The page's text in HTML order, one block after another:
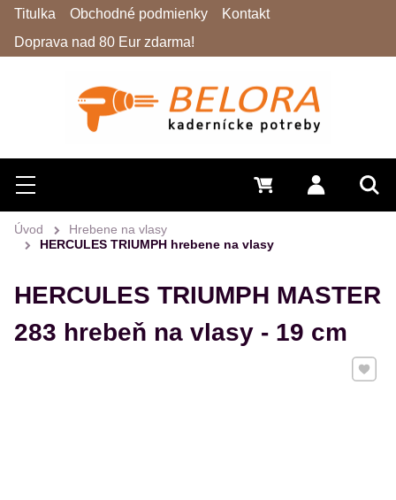
Hľadať
Menu Prihlásiť
0 €
Titulka Obchodné podmienky
Kontakt
Doprava nad 80 Eur zdarma!
Úvod
Hrebene na vlasy
HERCULES TRIUMPH hrebene na vlasy
HERCULES TRIUMPH MASTER
283 hrebeň na vlasy - 19 cm
Pridať